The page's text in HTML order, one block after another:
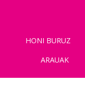
HONI BURUZ
ARAUAK